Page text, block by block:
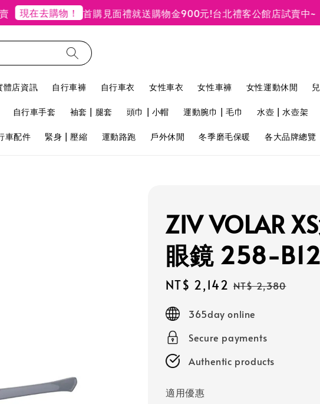
現在去購物！ 首購見面禮就送購物金900元!台北禮客公館店試賣中~
體店資訊 自行車褲 自行車衣 女性車衣 女性車褲 女性運動休閒
自行車手套 袖套 | 腿套 頭巾 | 小帽 運動腕巾 | 毛巾 水壺 | 水壺架
車配件 緊身 | 壓縮 運動路跑 戶外休閒 冬季磨毛保暖 各大品牌總覽
ZIV VOLAR
眼鏡 258-
Sale
price
NT$ 2,142 Regular
NT$ 2,380
365day online
Secure payments
Authentic products
適用優惠